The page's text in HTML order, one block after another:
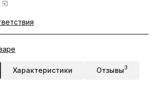
Характеристики Отзывы3